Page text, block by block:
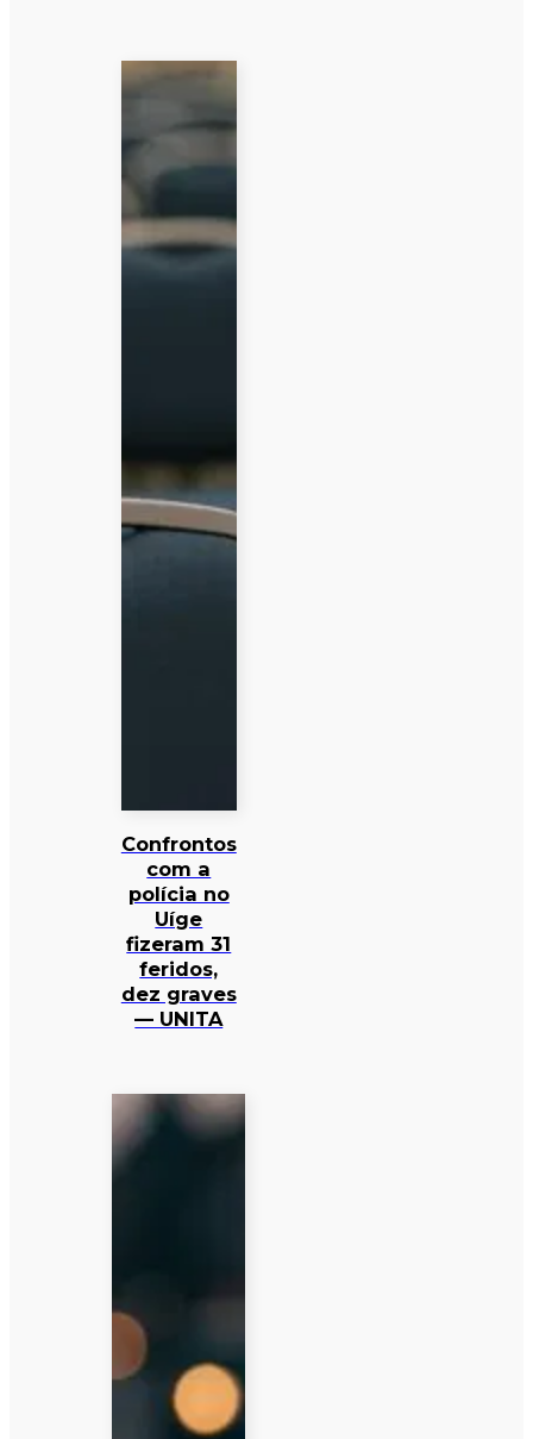
Confrontos
com a
polícia no
Uíge
fizeram 31
feridos,
dez graves
— UNITA